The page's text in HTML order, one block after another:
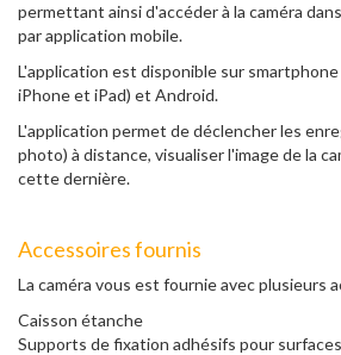
permettant ainsi d'accéder à la caméra
par application mobile.
L'application est disponible sur
iPhone et iPad) et Android.
L'application permet de déclencher les
photo) à distance, visualiser l'image de la
cette dernière.
Accessoires fournis
La caméra vous est fournie avec plusieurs
Caisson étanche
Supports de fixation adhésifs pour